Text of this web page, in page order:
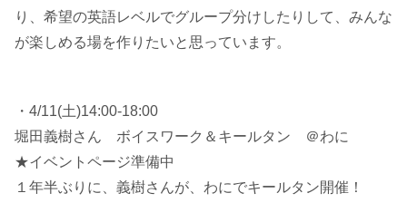
り、希望の英語レベルでグループ分けしたりして、みんな
が楽しめる場を作りたいと思っています。
・4/11(土)14:00-18:00
堀田義樹さん ボイスワーク＆キールタン ＠わに
★イベントページ準備中
１年半ぶりに、義樹さんが、わにでキールタン開催！